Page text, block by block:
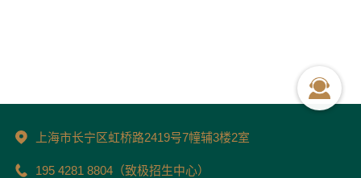
上海市长宁区虹桥路2419号7幢辅3楼2室
195 4281 8804（致极招生中心）